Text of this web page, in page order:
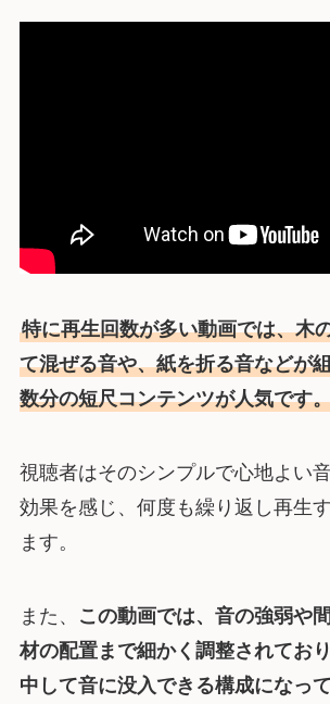
特に再生回数が多い動画では、木
て混ぜる音や、紙を折る音などが
数分の短尺コンテンツが人気です
視聴者はそのシンプルで心地よい
効果を感じ、何度も繰り返し再生
ます。
また、
この動画では、音の強弱や
材の配置まで細かく調整されてお
中して音に没入できる構成になって